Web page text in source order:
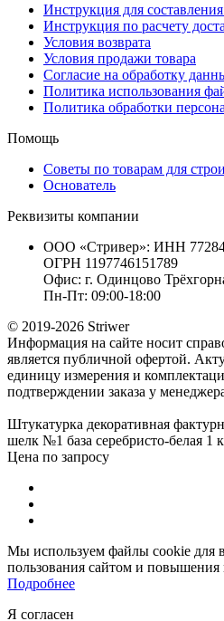
Инструкция для
Инструкция по расчету
Условия возврата
Условия продажи товара
Согласие на обработку
Политика использования
Политика обработки
Помощь
Советы по товарам для
Основатель
Реквизиты компании
ООО «Стривер»: ИНН
ОГРН 1197746151789
Офис: г. Одинцово
Пн-Пт: 09:00-18:00
© 2019-2026 Striwer
Информация на сайте носит
является публичной офертой.
единицу измерения и
подтверждении заказа у
Штукатурка декоративная
шелк №1 база серебристо-белая 1
Цена по запросу
Мы используем файлы cookie для
пользования сайтом и повышения
Подробнее
Я согласен